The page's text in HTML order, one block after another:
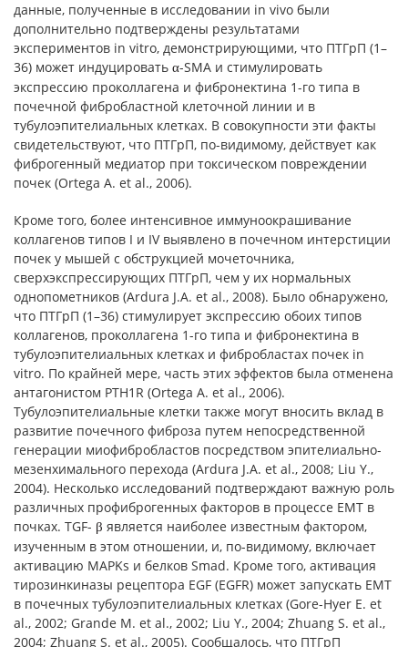
данные, полученные в исследовании in vivo были
дополнительно подтверждены результатами
экспериментов in vitro, демонстрирующими, что ПТГрП (1–
36) может индуцировать α-SMA и стимулировать
экспрессию проколлагена и фибронектина 1-го типа в
почечной фибробластной клеточной линии и в
тубулоэпителиальных клетках. В совокупности эти факты
свидетельствуют, что ПТГрП, по-видимому, действует как
фиброгенный медиатор при токсическом повреждении
почек (Ortega A. et al., 2006).
Кроме того, более интенсивное иммуноокрашивание
коллагенов типов I и IV выявлено в почечном интерстиции
почек у мышей с обструкцией мочеточника,
сверхэкспрессирующих ПТГрП, чем у их нормальных
однопометников (Ardura J.A. et al., 2008). Было обнаружено,
что ПТГрП (1–36) стимулирует экспрессию обоих типов
коллагенов, проколлагена 1-го типа и фибронектина в
тубулоэпителиальных клетках и фибробластах почек in
vitro. По крайней мере, часть этих эффектов была отменена
антагонистом PTH1R (Ortega A. et al., 2006).
Тубулоэпителиальные клетки также могут вносить вклад в
развитие почечного фиброза путем непосредственной
генерации миофибробластов посредством эпителиально-
мезенхимального перехода (Ardura J.A. et al., 2008; Liu Y.,
2004). Несколько исследований подтверждают важную роль
различных профиброгенных факторов в процессе EMT в
почках. TGF- β является наиболее известным фактором,
изученным в этом отношении, и, по-видимому, включает
активацию MAPKs и белков Smad. Кроме того, активация
тирозинкиназы рецептора EGF (EGFR) может запускать EMT
в почечных тубулоэпителиальных клетках (Gore-Hyer E. et
al., 2002; Grande M. et al., 2002; Liu Y., 2004; Zhuang S. et al.,
2004; Zhuang S. et al., 2005). Сообщалось, что ПТГрП